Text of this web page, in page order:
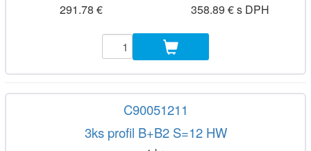
291.78 €
358.89 € s DPH
C90051211
3ks profil B+B2 S=12 HW